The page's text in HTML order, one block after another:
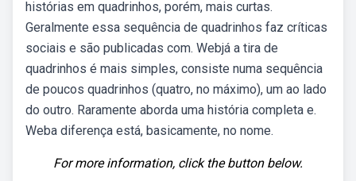
histórias em quadrinhos, porém, mais curtas.
Geralmente essa sequência de quadrinhos faz críticas
sociais e são publicadas com. Webjá a tira de
quadrinhos é mais simples, consiste numa sequência
de poucos quadrinhos (quatro, no máximo), um ao lado
do outro. Raramente aborda uma história completa e.
Weba diferença está, basicamente, no nome.
For more information, click the button below.